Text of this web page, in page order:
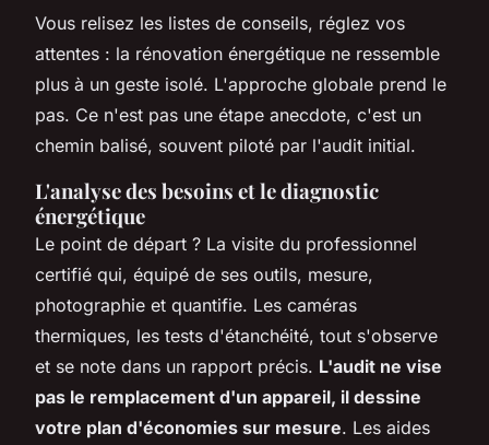
Vous relisez les listes de conseils, réglez vos
attentes : la rénovation énergétique ne ressemble
plus à un geste isolé. L'approche globale prend le
pas. Ce n'est pas une étape anecdote, c'est un
chemin balisé, souvent piloté par l'audit initial.
L'analyse des besoins et le diagnostic
énergétique
Le point de départ ? La visite du professionnel
certifié qui, équipé de ses outils, mesure,
photographie et quantifie. Les caméras
thermiques, les tests d'étanchéité, tout s'observe
et se note dans un rapport précis. L'audit ne vise
pas le remplacement d'un appareil, il dessine
votre plan d'économies sur mesure. Les aides